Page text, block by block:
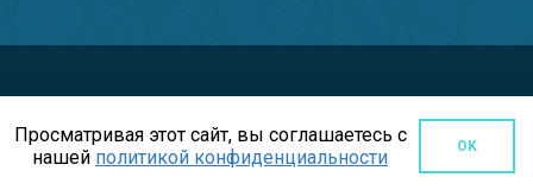
Просматривая этот сайт, вы соглашаетесь с
нашей политикой конфиденциальности OK